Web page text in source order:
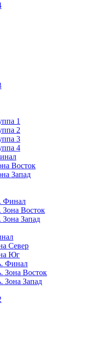
1
2
3
4
Восток
Запад
Финал
Зона Восток
Зона Запад
Север
Юг
Финал
Зона Восток
Зона Запад